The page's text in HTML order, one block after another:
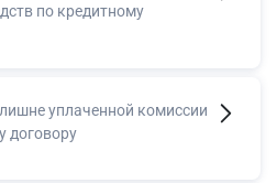
по кредитному
уплаченной комиссии
договору